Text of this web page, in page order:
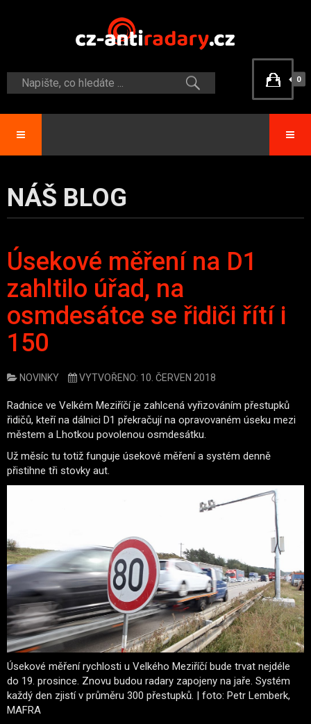
0
NÁŠ BLOG
Úsekové měření na D1
zahltilo úřad, na
osmdesátce se řidiči řítí i
150
NOVINKY VYTVOŘENO: 10. ČERVEN 2018
Radnice ve Velkém Meziříčí je zahlcená vyřizováním přestupků
řidičů, kteří na dálnici D1 překračují na opravovaném úseku mezi
městem a Lhotkou povolenou osmdesátku.
Už měsíc tu totiž funguje úsekové měření a systém denně
přistihne tři stovky aut.
Úsekové měření rychlosti u Velkého Meziříčí bude trvat nejdéle
do 19. prosince. Znovu budou radary zapojeny na jaře. Systém
každý den zjistí v průměru 300 přestupků. | foto: Petr Lemberk,
MAFRA